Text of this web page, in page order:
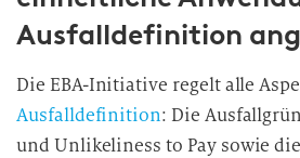
Ausfalldefinition
Die EBA-Initiative regelt alle
Ausfalldefinition: Die
und Unlikeliness to Pay sowie